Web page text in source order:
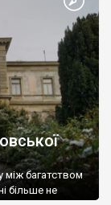
між багатством
більше не